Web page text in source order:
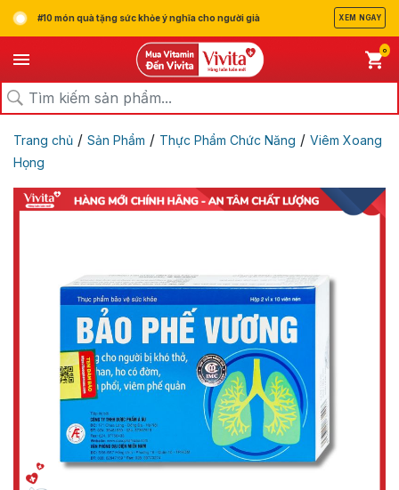
#10 món quà tặng sức khỏe ý nghĩa cho người già XEM NGAY
0
Trang chủ / Sản Phẩm / Thực Phẩm Chức Năng / Viêm Xoang
Họng